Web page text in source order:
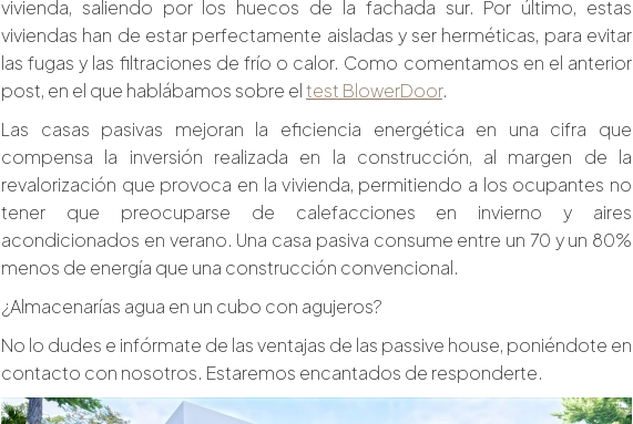
vivienda, saliendo por los huecos de la fachada sur. Por último, estas
viviendas han de estar perfectamente aisladas y ser herméticas, para evitar
las fugas y las filtraciones de frío o calor. Como comentamos en el anterior
post, en el que hablábamos sobre eltest BlowerDoor.
Las casas pasivas mejoran la eficiencia energética en una cifra que
compensa la inversión realizada en la construcción, al margen de la
revalorización que provoca en la vivienda, permitiendo a los ocupantes no
tener que preocuparse de calefacciones en invierno y aires
acondicionados en verano. Una casa pasiva consume entre un 70 y un 80%
menos de energía que una construcción convencional.
¿Almacenarías agua en un cubo con agujeros?
No lo dudes e infórmate de las ventajas de las passive house, poniéndote en
contacto con nosotros. Estaremos encantados de responderte.